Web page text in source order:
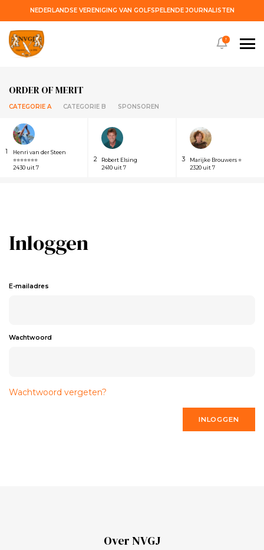
NEDERLANDSE VERENIGING VAN GOLFSPELENDE JOURNALISTEN
ORDER OF MERIT
CATEGORIE A CATEGORIE B SPONSOREN
1
Henri van der Steen
⭐⭐⭐⭐⭐⭐⭐
2430 uit 7
2
Robert Elsing
2410 uit 7
3
Marijke Brouwers ⭐
2320 uit 7
!
Inloggen
E-mailadres
Wachtwoord
Wachtwoord vergeten?
INLOGGEN
Over NVGJ